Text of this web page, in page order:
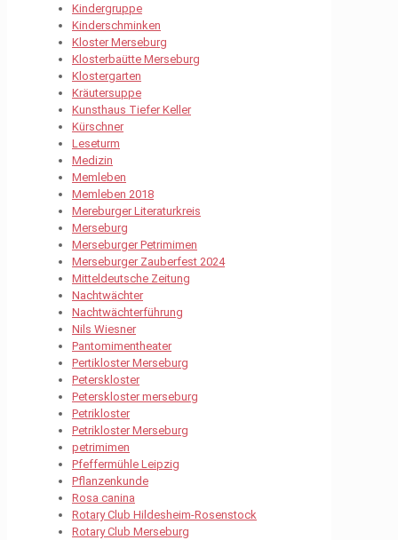
Kindergruppe
Kinderschminken
Kloster Merseburg
Klosterbaütte Merseburg
Klostergarten
Kräutersuppe
Kunsthaus Tiefer Keller
Kürschner
Leseturm
Medizin
Memleben
Memleben 2018
Mereburger Literaturkreis
Merseburg
Merseburger Petrimimen
Merseburger Zauberfest 2024
Mitteldeutsche Zeitung
Nachtwächter
Nachtwächterführung
Nils Wiesner
Pantomimentheater
Pertikloster Merseburg
Peterskloster
Peterskloster merseburg
Petrikloster
Petrikloster Merseburg
petrimimen
Pfeffermühle Leipzig
Pflanzenkunde
Rosa canina
Rotary Club Hildesheim-Rosenstock
Rotary Club Merseburg